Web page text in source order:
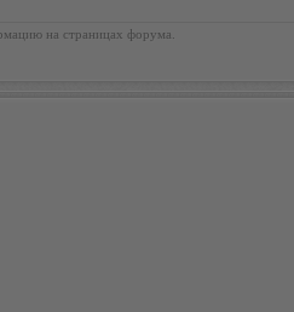
на страницах форума.